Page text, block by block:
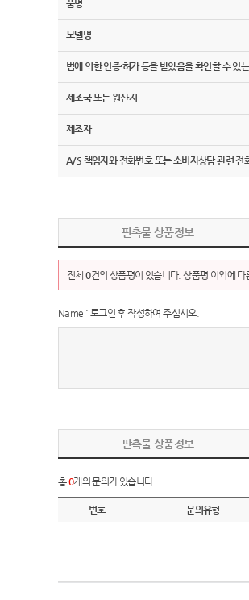
품명
모델명
법에 의한 인증·허가 등을 받았음을 확인할 수 있
제조국 또는 원산지
제조자
A/S 책임자와 전화번호 또는 소비자상담 관련 전
판촉물 상품정보
전체0건의 상품평이 있습니다. 상품평 이외에
Name : 로그인 후 작성하여 주십시오.
판촉물 상품정보
총0개의 문의가 있습니다.
번호 문의유형